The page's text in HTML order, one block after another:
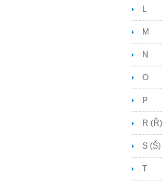
L
M
N
O
P
R (Ř)
S (Š)
T